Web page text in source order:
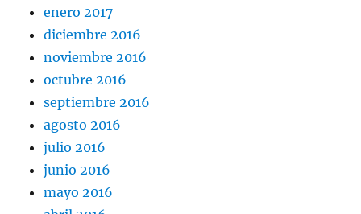
enero 2017
diciembre 2016
noviembre 2016
octubre 2016
septiembre 2016
agosto 2016
julio 2016
junio 2016
mayo 2016